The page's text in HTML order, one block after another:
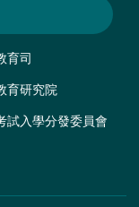
育司
育研究院
試入學分發委員會